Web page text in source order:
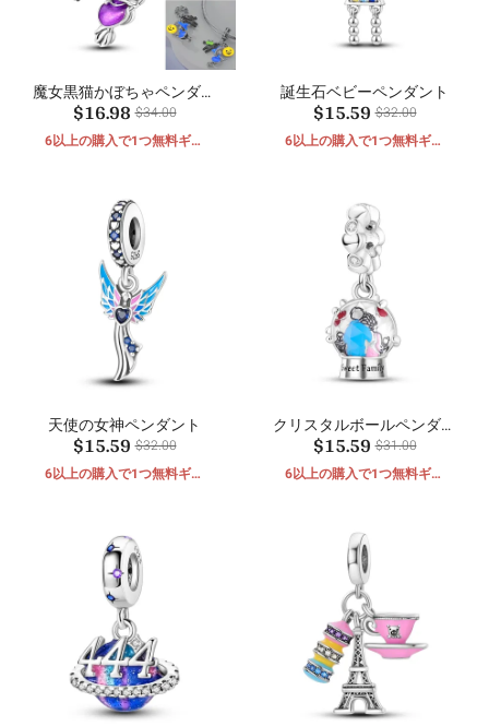
魔女黒猫かぼちゃペンダン
ト
$16.98 $34.00
6以上の購入で1つ無料ギフ
誕生石ベビーペンダント
$15.59 $32.00
6以上の購入で1つ無料ギフ
天使の女神ペンダント
$15.59 $32.00
6以上の購入で1つ無料ギフ
クリスタルボールペンダン
ト
$15.59 $31.00
6以上の購入で1つ無料ギフ